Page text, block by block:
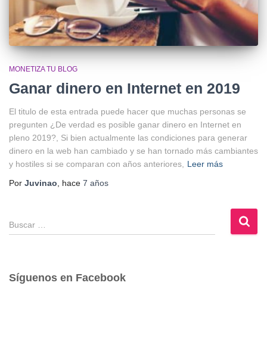
MONETIZA TU BLOG
Ganar dinero en Internet en 2019
El titulo de esta entrada puede hacer que muchas personas se
pregunten ¿De verdad es posible ganar dinero en Internet en
pleno 2019?, Si bien actualmente las condiciones para generar
dinero en la web han cambiado y se han tornado más cambiantes
y hostiles si se comparan con años anteriores,
Leer más
Por Juvinao , hace 7 años
B
u
a
Síguenos en Facebook